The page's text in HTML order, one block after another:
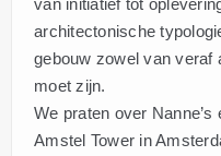
architectonische
gebouw zowel van veraf
moet zijn.
We praten over
Amstel Tower in